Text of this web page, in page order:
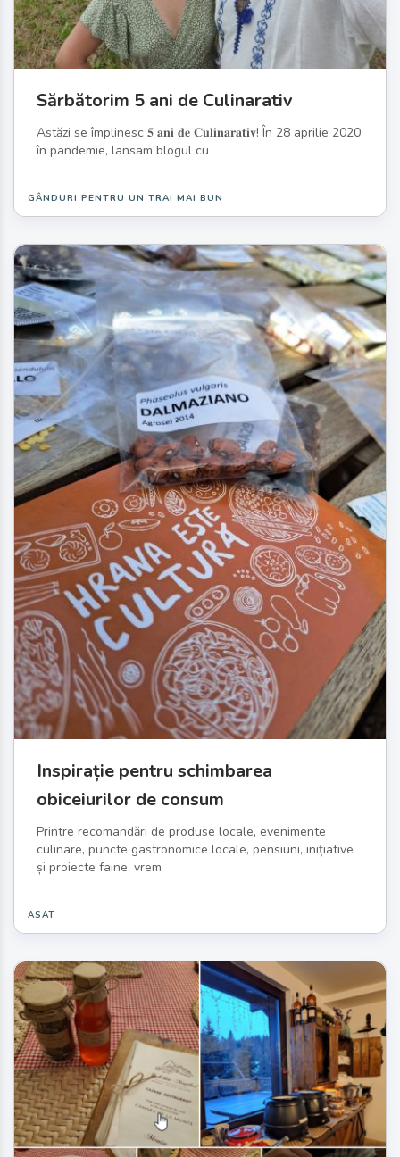
Sărbătorim 5 ani de Culinarativ
Astăzi se împlinesc 𝟓 𝐚𝐧𝐢 𝐝𝐞 𝐂𝐮𝐥𝐢𝐧𝐚𝐫𝐚𝐭𝐢𝐯! În 28 aprilie 2020,
în pandemie, lansam blogul cu
GÂNDURI PENTRU UN TRAI MAI BUN
Inspirație pentru schimbarea
obiceiurilor de consum
Printre recomandări de produse locale, evenimente
culinare, puncte gastronomice locale, pensiuni, inițiative
și proiecte faine, vrem
ASAT